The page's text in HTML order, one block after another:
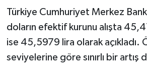
Türkiye Cumhuriyet Merkez
doların efektif kurunu alışta
ise 45,5979 lira olarak açıkladı.
seviyelerine göre sınırlı bir artış